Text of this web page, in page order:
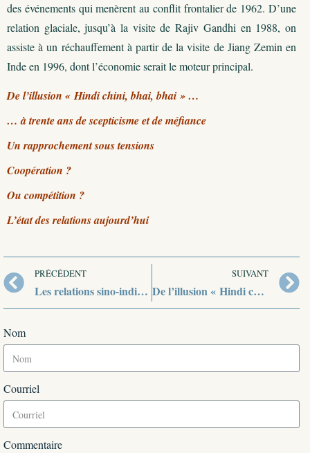
des événements qui menèrent au conflit frontalier de 1962. D’une
relation glaciale, jusqu’à la visite de Rajiv Gandhi en 1988, on
assiste à un réchauffement à partir de la visite de Jiang Zemin en
Inde en 1996, dont l’économie serait le moteur principal.
De l’illusion « Hindi chini, bhai, bhai » …
… à trente ans de scepticisme et de méfiance
Un rapprochement sous tensions
Coopération ?
Ou compétition ?
L’état des relations aujourd’hui
PRÉCÉDENT
Les relations sino-indiennes
SUIVANT
De l’illusion « Hindi chini, bhai, bhai » …
Nom
Courriel
Commentaire